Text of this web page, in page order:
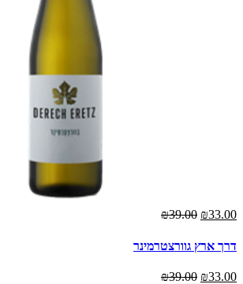
₪33.00
₪39.00
דרך ארץ גוורצטרמינר
₪33.00
₪39.00